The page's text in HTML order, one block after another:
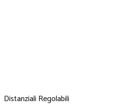
Distanziali Regolabili